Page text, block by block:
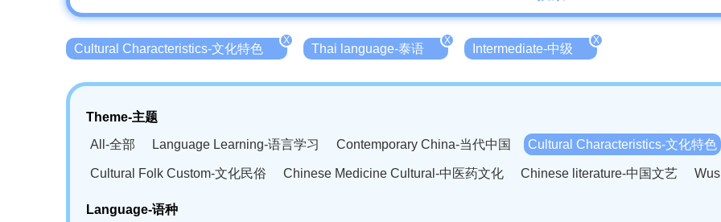
Cultural Characteristics-文化特色
X
Thai language-泰语
X
Intermediate-中级
X
Theme-主题
All-全部
Language Learning-语言学习 Contemporary China-当代中国 Cultural Characteristics-文化特色
Cultural Folk Custom-文化民俗 Chinese Medicine Cultural-中医药文化 Chinese literature-中国文艺
Language-语种